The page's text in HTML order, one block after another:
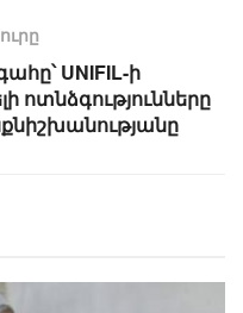
UNIFIL-ի
ոտնձգությունները